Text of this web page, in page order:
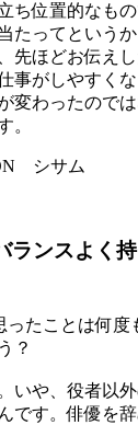
ち位置的なも
たってという
先ほどお伝え
事がしやすく
変わったので
。
ランスよく
たことは何度
？
いや、役者以
です。俳優を